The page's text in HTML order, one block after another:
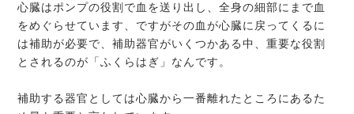
心臓はポンプの役割で血を送り出し、全身の細部にまで血
をめぐらせています、ですがその血が心臓に戻ってくるに
は補助が必要で、補助器官がいくつかある中、重要な役割
とされるのが「ふくらはぎ」なんです。
補助する器官としては心臓から一番離れたところにあるた